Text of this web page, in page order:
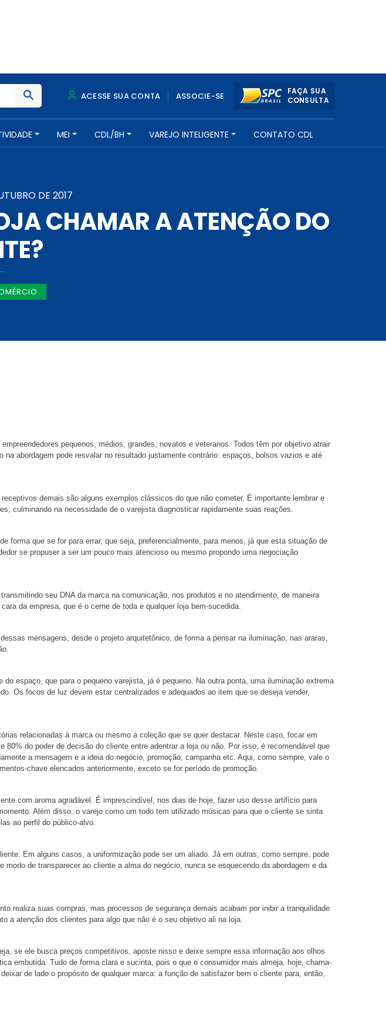
ACESSE SUA CONTA ASSOCIE-SE
FAÇA SUA
CONSULTA
MEI CDL/BH VAREJO INTELIGENTE CONTATO CDL
DE 2017
CHAMAR A ATENÇÃO DO
pequenos, médios, grandes, novatos e veteranos. Todos têm por objetivo atrair
abordagem pode resvalar no resultado justamente contrário: espaços, bolsos vazios e até
demais são alguns exemplos clássicos do que não cometer. É importante lembrar e
culminando na necessidade de o varejista diagnosticar rapidamente suas reações.
forma que se for para errar, que seja, preferencialmente, para menos, já que esta situação de
se propuser a ser um pouco mais atencioso ou mesmo propondo uma negociação
seu DNA da marca na comunicação, nos produtos e no atendimento, de maneira
da empresa, que é o cerne de toda e qualquer loja bem-sucedida.
mensagens, desde o projeto arquitetônico, de forma a pensar na iluminação, nas araras,
espaço, que para o pequeno varejista, já é pequeno. Na outra ponta, uma iluminação extrema
Os focos de luz devem estar centralizados e adequados ao item que se deseja vender,
relacionadas à marca ou mesmo à coleção que se quer destacar. Neste caso, focar em
do poder de decisão do cliente entre adentrar a loja ou não. Por isso, é recomendável que
a mensagem e a ideia do negócio, promoção, campanha etc. Aqui, como sempre, vale o
chave elencados anteriormente, exceto se for período de promoção.
com aroma agradável. É imprescindível, nos dias de hoje, fazer uso desse artifício para
Além disso, o varejo como um todo tem utilizado músicas para que o cliente se sinta
ao perfil do público-alvo.
Em alguns casos, a uniformização pode ser um aliado. Já em outras, como sempre, pode
de transparecer ao cliente a alma do negócio, nunca se esquecendo da abordagem e da
realiza suas compras, mas processos de segurança demais acabam por inibir a tranquilidade
a atenção dos clientes para algo que não é o seu objetivo ali na loja.
se ele busca preços competitivos, aposte nisso e deixe sempre essa informação aos olhos
embutida. Tudo de forma clara e sucinta, pois o que o consumidor mais almeja, hoje, chama-
de lado o propósito de qualquer marca: a função de satisfazer bem o cliente para, então,